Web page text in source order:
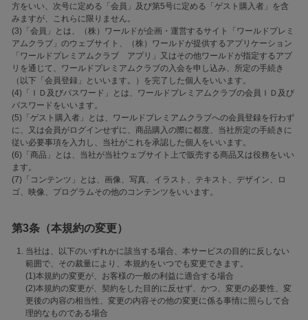
方をいい、次号に定める「会員」及び第5号に定める「ゲスト購入者」を含
みますが、これらに限りません。
(3)「会員」とは、（株）ワールドが企画・運営するサイト「ワールドプレミ
アムクラブ」のウェブサイト、（株）ワールドが提供するアプリケーション
「ワールドプレミアムクラブ アプリ」又はその他ワールドが指定するアプ
リを通じて、ワールドプレミアムクラブの入会を申し込み、所定の手続き
（以下「会員登録」といいます。）を完了した個人をいいます。
(4)「ＩＤ及びパスワード」とは、ワールドプレミアムクラブの会員ＩＤ及び
パスワードをいいます。
(5)「ゲスト購入者」とは、ワールドプレミアムクラブへの会員登録を行わず
に、又は会員がログインせずに、商品購入の際に都度、当社所定の手続きに
従い必要事項を入力し、当社がこれを承認した個人をいいます。
(6)「商品」とは、当社が当社ウェブサイト上で販売する商品又は役務をいい
ます。
(7)「コンテンツ」とは、画像、写真、イラスト、テキスト、デザイン、ロ
ゴ、映像、プログラムその他のコンテンツをいいます。
第3条（本規約の変更）
当社は、以下のいずれかに該当する場合、本サービスの目的に反しない
範囲で、その裁量により、本規約をいつでも変更できます。
(1)本規約の変更が、お客様の一般の利益に適合する場合
(2)本規約の変更が、契約をした目的に反せず、かつ、変更の必要性、変
更後の内容の相当性、変更の内容その他の変更に係る事情に照らして合
理的なものである場合